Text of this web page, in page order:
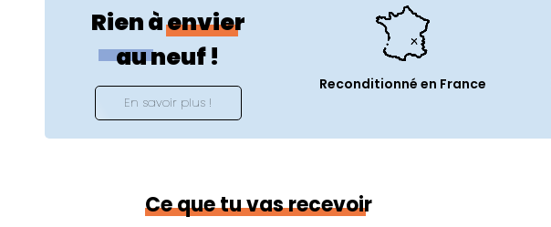
Système d'exploitation :
Mac OS
Système compatible :
Mac OS 10.15 Catalina
QWERTY Italien
Connectivité
Bluetooth : Oui
Rien à envier
au neuf !
En savoir plus !
Reconditionné en France
Ce que tu vas recevoir